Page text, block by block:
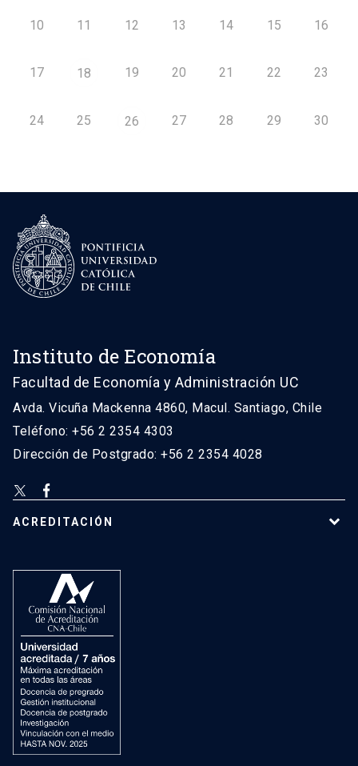
10 11 12 13 14 15 16
17 18 19 20 21 22 23
24 25 26 27 28 29 30
Instituto de Economía
Facultad de Economía y Administración UC
Avda. Vicuña Mackenna 4860, Macul. Santiago, Chile
Teléfono: +56 2 2354 4303
Dirección de Postgrado: +56 2 2354 4028
ACREDITACIÓN